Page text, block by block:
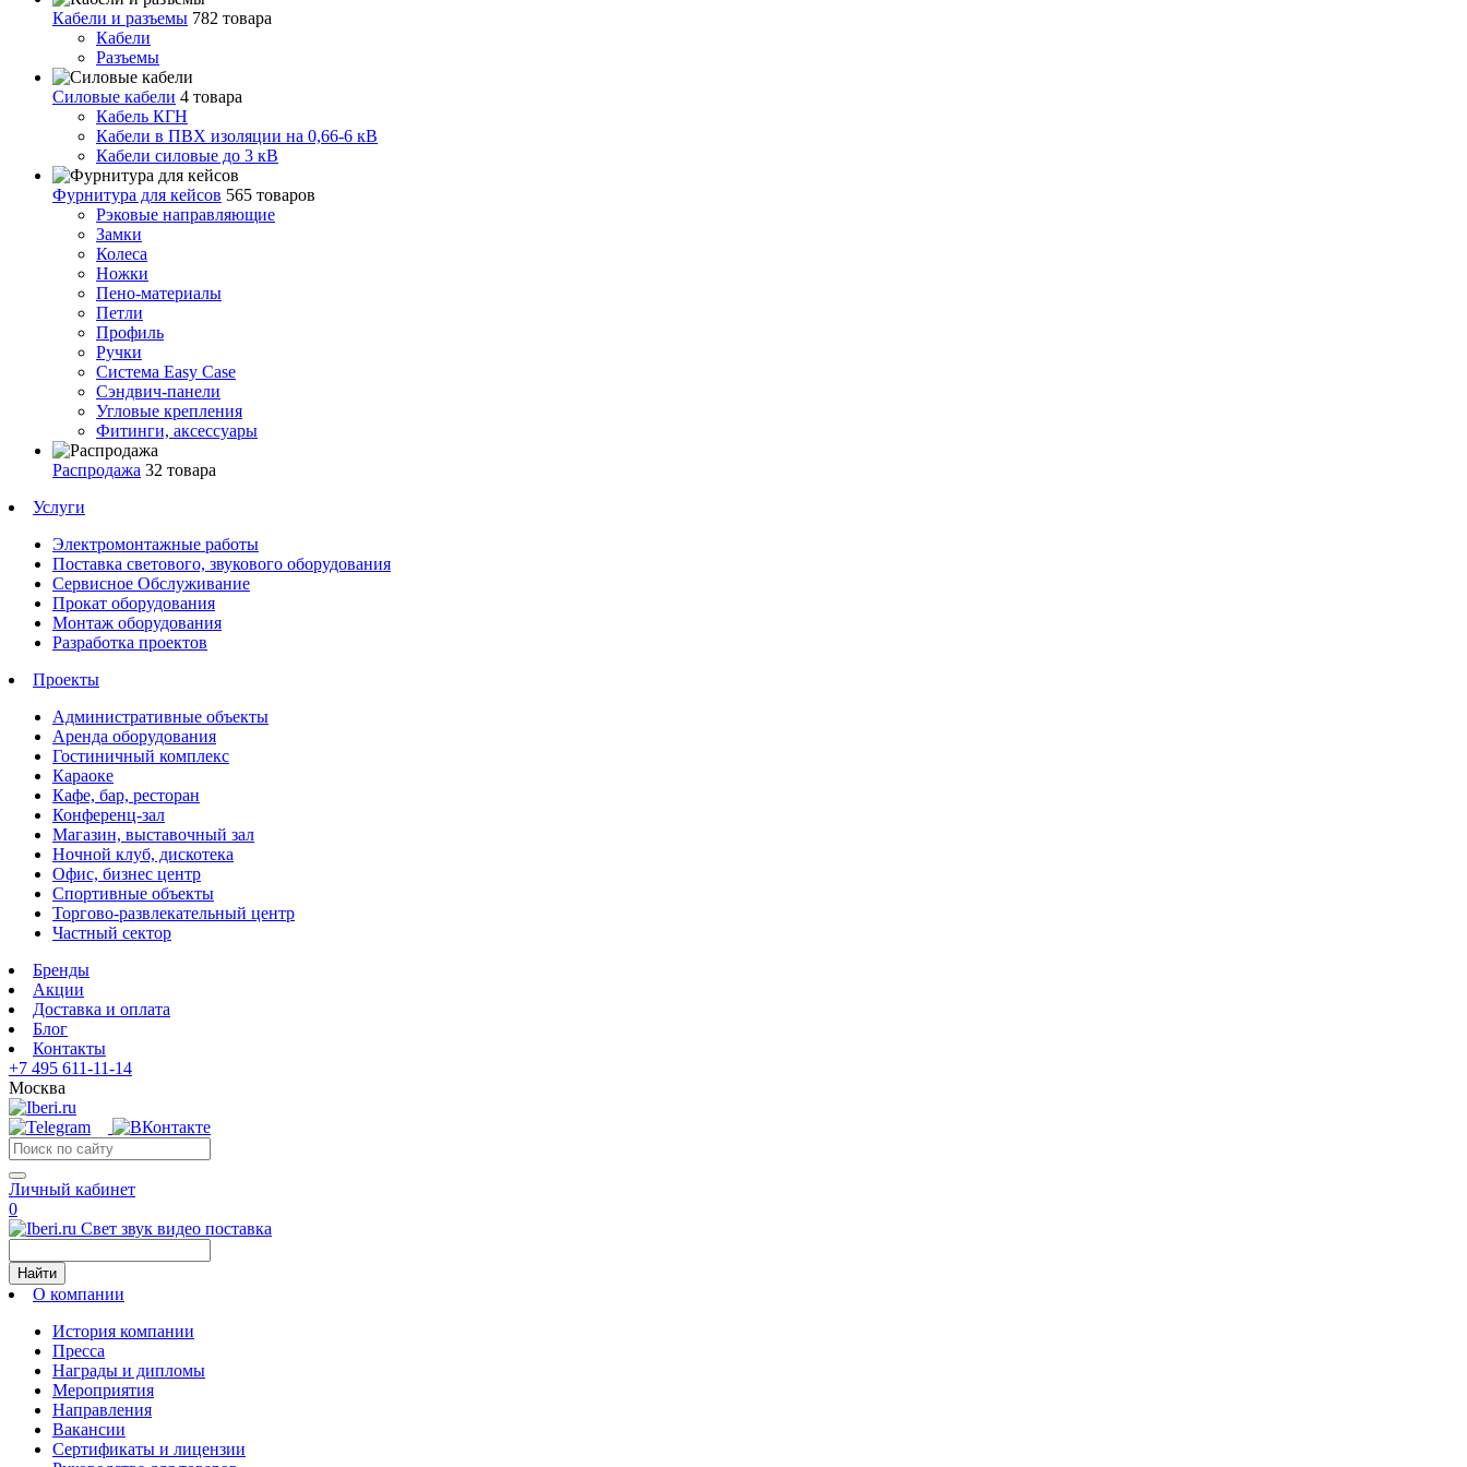
Кабели и разъемы 782 товара
Кабели
Разъемы
Силовые кабели 4 товара
Кабель КГН
Кабели в ПВХ изоляции на 0,66-6 кВ
Кабели силовые до 3 кВ
Фурнитура для кейсов 565 товаров
Рэковые направляющие
Замки
Колеса
Ножки
Пено-материалы
Петли
Профиль
Ручки
Система Easy Case
Сэндвич-панели
Угловые крепления
Фитинги, аксессуары
Распродажа 32 товара
Услуги
Электромонтажные работы
Поставка светового, звукового оборудования
Сервисное Обслуживание
Прокат оборудования
Монтаж оборудования
Разработка проектов
Проекты
Административные объекты
Аренда оборудования
Гостиничный комплекс
Караоке
Кафе, бар, ресторан
Конференц-зал
Магазин, выставочный зал
Ночной клуб, дискотека
Офис, бизнес центр
Спортивные объекты
Торгово-развлекательный центр
Частный сектор
Бренды
Акции
Доставка и оплата
Блог
Контакты
+7 495 611-11-14
Москва
Личный кабинет
0
Свет звук видео поставка
Найти
О компании
История компании
Пресса
Награды и дипломы
Мероприятия
Направления
Вакансии
Сертификаты и лицензии